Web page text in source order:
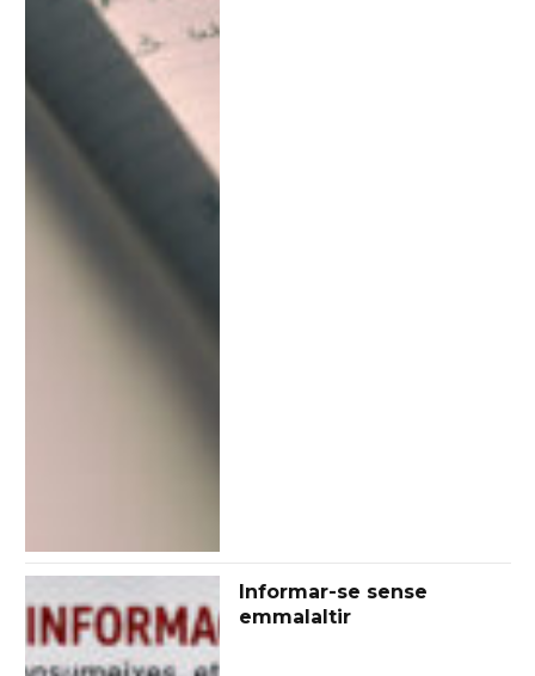
Informar-se sense
emmalaltir